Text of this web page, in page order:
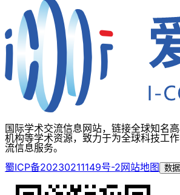
国际学术交流信息网站，链接全球知名
机构等学术资源，致力于为全球科技工
流信息服务。
蜀ICP备20230211149号-2网站地图 数